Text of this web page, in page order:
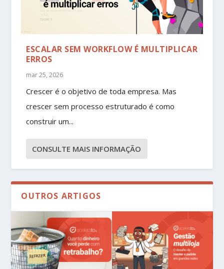
ESCALAR SEM WORKFLOW É MULTIPLICAR
ERROS
mar 25, 2026
Crescer é o objetivo de toda empresa. Mas
crescer sem processo estruturado é como
construir um...
CONSULTE MAIS INFORMAÇÃO
OUTROS ARTIGOS